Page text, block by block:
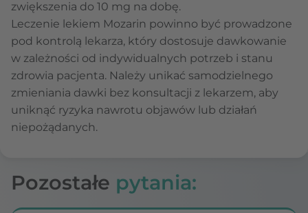
zwiększenia do 10 mg na dobę.
Leczenie lekiem Mozarin powinno być prowadzone
pod kontrolą lekarza, który dostosuje dawkowanie
w zależności od indywidualnych potrzeb i stanu
zdrowia pacjenta. Należy unikać samodzielnego
zmieniania dawki bez konsultacji z lekarzem, aby
uniknąć ryzyka nawrotu objawów lub działań
niepożądanych.
Pozostałe pytania: